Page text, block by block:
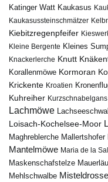
Katinger Watt Kaukasus
Kaukasussteinschmätzer
Kiebitzregenpfeifer
Kleine Bergente Kleines
Knackerlerche Knutt
Korallenmöwe Kormoran
Krickente Kroatien
Kuhreiher Kurzschnabelgans
Lachmöwe
Loisach-Kochelsee-Moor
Maghreblerche Mallertshofer
Mantelmöwe Maria de la
Maskenschafstelze
Mehlschwalbe Misteldrossel